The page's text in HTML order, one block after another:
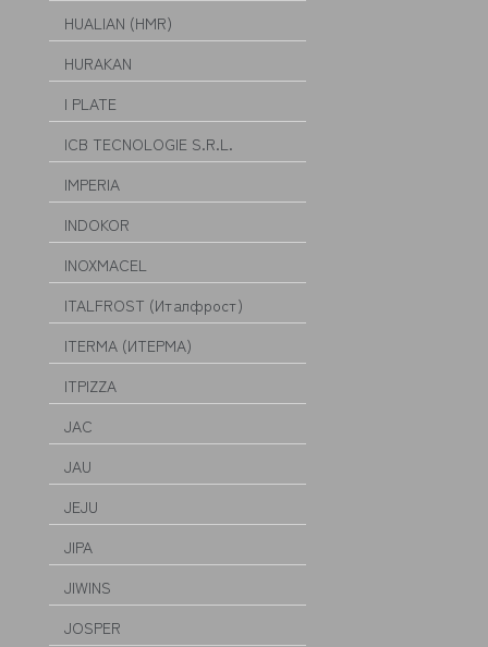
HUALIAN (HMR)
HURAKAN
I PLATE
ICB TECNOLOGIE S.R.L.
IMPERIA
INDOKOR
INOXMACEL
ITALFROST (Италфрост)
ITERMA (ИТЕРМА)
ITPIZZA
JAC
JAU
JEJU
JIPA
JIWINS
JOSPER